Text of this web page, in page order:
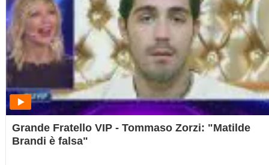
Grande Fratello VIP - Tommaso Zorzi: "Matilde
Brandi è falsa"